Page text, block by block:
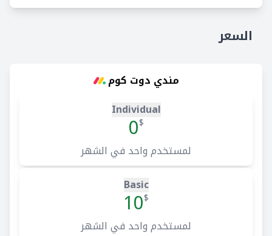
السعر
مندي دوت كوم
Individual
$
0
لمستخدم واحد في الشهر
Basic
$
10
لمستخدم واحد في الشهر